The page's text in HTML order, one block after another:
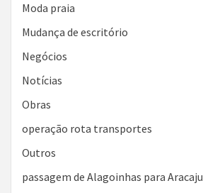
Moda praia
Mudança de escritório
Negócios
Notícias
Obras
operação rota transportes
Outros
passagem de Alagoinhas para Aracaju